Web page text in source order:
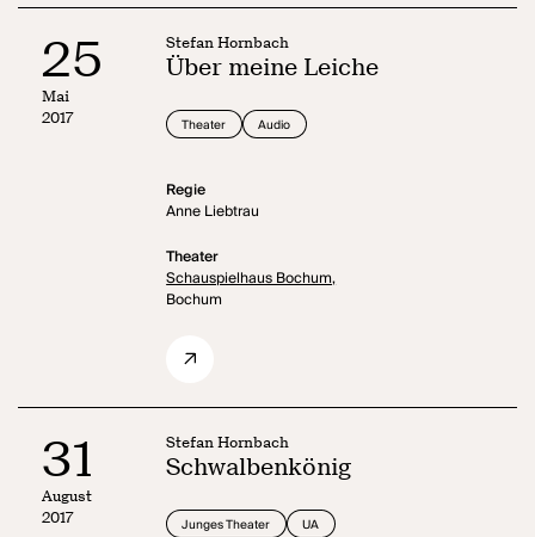
25
Mai
2017
Stefan Hornbach
Über meine Leiche
Theater Audio
Regie
Anne Liebtrau
Theater
Schauspielhaus Bochum,
Bochum
31
August
2017
Stefan Hornbach
Schwalbenkönig
Junges Theater UA